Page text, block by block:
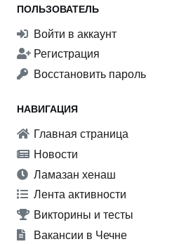
ПОЛЬЗОВАТЕЛЬ
Войти в аккаунт
Регистрация
Восстановить пароль
НАВИГАЦИЯ
Главная страница
Новости
Ламазан хенаш
Лента активности
Викторины и тесты
Вакансии в Чечне